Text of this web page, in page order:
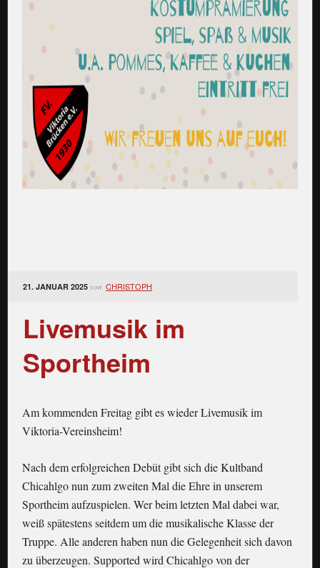
21. JANUAR 2025 von CHRISTOPH
Livemusik im
Sportheim
Am kommenden Freitag gibt es wieder Livemusik im
Viktoria-Vereinsheim!
Nach dem erfolgreichen Debüt gibt sich die Kultband
Chicahlgo nun zum zweiten Mal die Ehre in unserem
Sportheim aufzuspielen. Wer beim letzten Mal dabei war,
weiß spätestens seitdem um die musikalische Klasse der
Truppe. Alle anderen haben nun die Gelegenheit sich davon
zu überzeugen. Supported wird Chicahlgo von der